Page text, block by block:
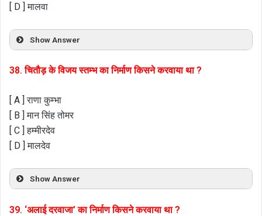
[ D ] मालवा
Show Answer
38. चितौड़ के विजय स्तम्भ का निर्माण किसने करवाया था ?
[ A ] राणा कुम्भा
[ B ] मान सिंह तोमर
[ C ] हम्मीरदेव
[ D ] मालदेव
Show Answer
39. ‘अलाई दरवाजा’ का निर्माण किसने करवाया था ?